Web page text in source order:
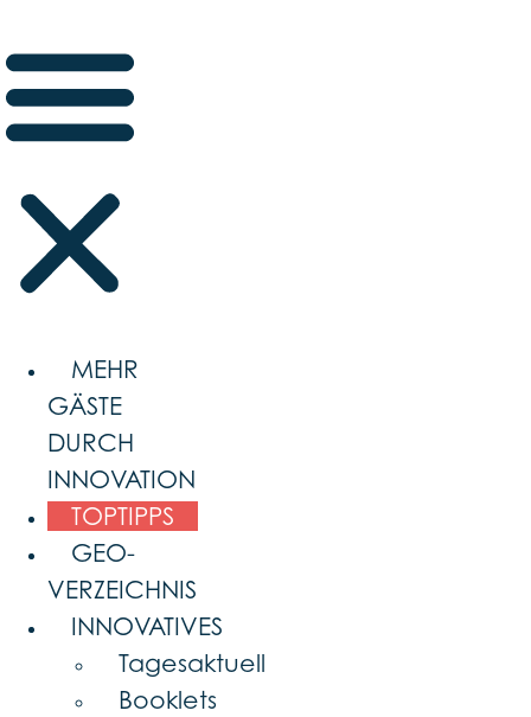
MEHR
GÄSTE
DURCH
INNOVATION
TOPTIPPS
GEO-
VERZEICHNIS
INNOVATIVES
Tagesaktuell
Booklets